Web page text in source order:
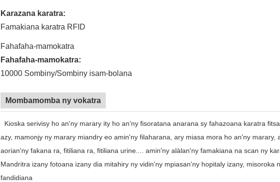
Karazana karatra:
Famakiana karatra RFID
Fahafaha-mamokatra
Fahafaha-mamokatra:
10000 Sombiny/Sombiny isam-bolana
Mombamomba ny vokatra
Kioska serivisy ho an'ny marary ity ho an'ny fisoratana anarana sy fahazoana karatra
azy, mamonjy ny marary miandry eo amin'ny filaharana, ary miasa mora ho an'ny marary,
aorian'ny fakana ra, fitiliana ra, fitiliana urine.... amin'ny alàlan'ny famakiana na scan ny
Mandritra izany fotoana izany dia mitahiry ny vidin'ny mpiasan'ny hopitaly izany, misoroka
fandidiana